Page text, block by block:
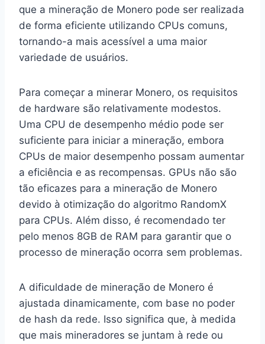
que a mineração de Monero pode ser realizada
de forma eficiente utilizando CPUs comuns,
tornando-a mais acessível a uma maior
variedade de usuários.
Para começar a minerar Monero, os requisitos
de hardware são relativamente modestos.
Uma CPU de desempenho médio pode ser
suficiente para iniciar a mineração, embora
CPUs de maior desempenho possam aumentar
a eficiência e as recompensas. GPUs não são
tão eficazes para a mineração de Monero
devido à otimização do algoritmo RandomX
para CPUs. Além disso, é recomendado ter
pelo menos 8GB de RAM para garantir que o
processo de mineração ocorra sem problemas.
A dificuldade de mineração de Monero é
ajustada dinamicamente, com base no poder
de hash da rede. Isso significa que, à medida
que mais mineradores se juntam à rede ou